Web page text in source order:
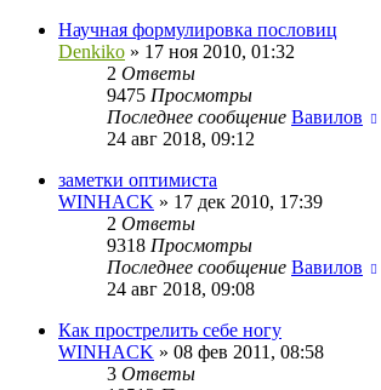
Научная формулировка пословиц
Denkiko » 17 ноя 2010, 01:32
2 Ответы
9475 Просмотры
Последнее сообщение Вавилов
24 авг 2018, 09:12
заметки оптимиста
WINHACK » 17 дек 2010, 17:39
2 Ответы
9318 Просмотры
Последнее сообщение Вавилов
24 авг 2018, 09:08
Как прострелить себе ногу
WINHACK » 08 фев 2011, 08:58
3 Ответы